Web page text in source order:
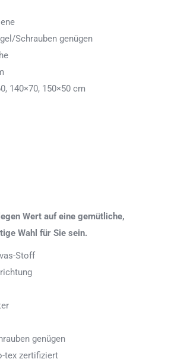
Schrauben genügen
140×70, 150×50 cm
Wert auf eine gemütliche,
Wahl für Sie sein.
Stoff
genügen
tex zertifiziert